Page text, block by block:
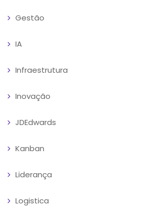
Gestão
IA
Infraestrutura
Inovação
JDEdwards
Kanban
Liderança
Logistica